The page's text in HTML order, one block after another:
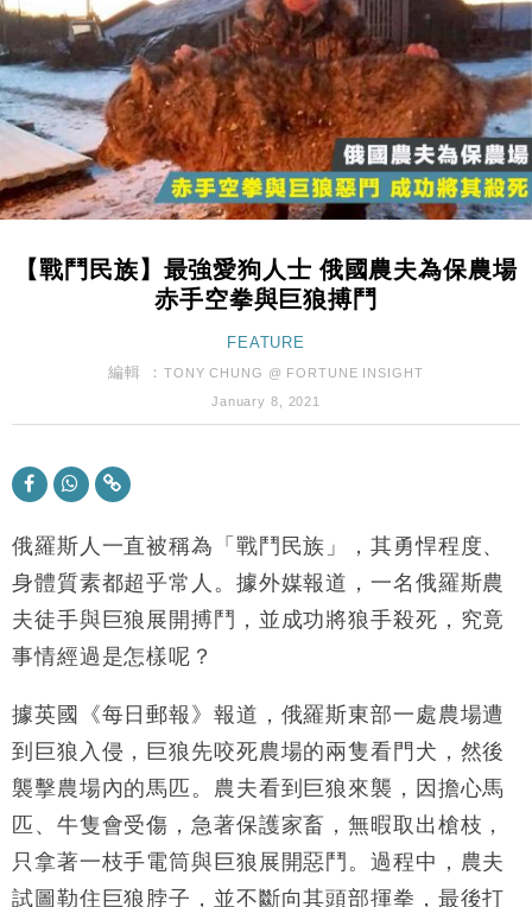
15:47
財經｜恒隆10月換帥 玩具「反」斗城亞洲CEO蔡德
粦接任
15:11
財經｜韓股反覆波動收跌 連挫7周創逾3年最長跌勢
13:44
財經｜內地7月美元計價出口增近24%勝預期 貿易順
差達1125億美元
12:44
財經｜日本春季三度入市撐日圓 4月單日斥6.28萬億
11:12
國際｜特朗普料美伊戰事快結束 承認部分彈藥庫存緊
財經｜SA售股自救後再出手 斥4億美元押注未上市公
財經｜華僑銀行上半年淨利創新高 中期息增15%至
47仙
17:33
及消費表現
損失近6900萬元
16:05
財經｜日經失守6.5萬點後回穩 全周仍升近2%
粦接任
15:11
13:44
財經｜內地7月美元計價出口增近24%勝預期 貿易順
差達1125億美元
12:44
財經｜日本春季三度入市撐日圓 4月單日斥6.28萬億
日圓干預創新高
11:12
國際｜特朗普料美伊戰事快結束 承認部分彈藥庫存緊
張
【戰鬥民族】最強愛狗人士 俄國農夫為保農場
赤手空拳與巨狼搏鬥
FEATURE
編輯 ： TONY CHUNG @ FORTUNE INSIGHT
January 8, 2021
俄羅斯人一直被稱為「戰鬥民族」，其勇悍程度、
身體質素都超乎常人。據外媒報道，一名俄羅斯農
夫徒手與巨狼展開搏鬥，並成功將狼手殺死，究竟
事情經過是怎樣呢？
據英國《每日郵報》報道，俄羅斯東部一處農場遭
到巨狼入侵，巨狼先咬死農場的兩隻看門犬，然後
襲擊農場內的馬匹。農夫看到巨狼來襲，因擔心馬
匹、牛隻會受傷，急著保護家畜，無暇取出槍枝，
只拿著一枝手電筒與巨狼展開惡鬥。過程中，農夫
試圖勒住巨狼脖子，並不斷向其頭部揮拳，最後打